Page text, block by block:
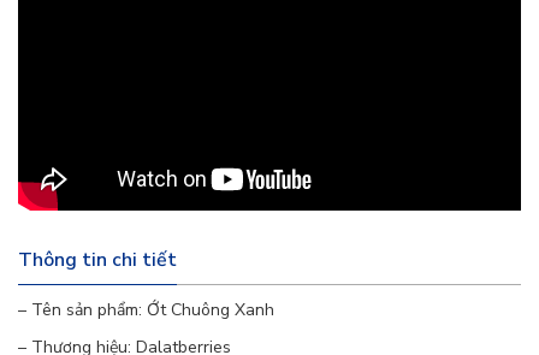
Vị ngọt thanh:
Khác với vị cay nồng của ớt
thông thường, ớt chuông xanh có vị ngọt
thanh, dễ ăn, phù hợp với khẩu vị của nhiều
người, đặc biệt là trẻ em.
Thông tin chi tiết
– Tên sản phẩm: Ớt Chuông Xanh
– Thương hiệu: Dalatberries